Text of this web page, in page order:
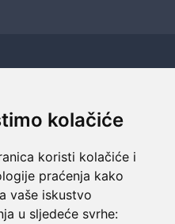
kolačiće
koristi kolačiće i
praćenja kako
vaše iskustvo
u sljedeće svrhe:
za novac